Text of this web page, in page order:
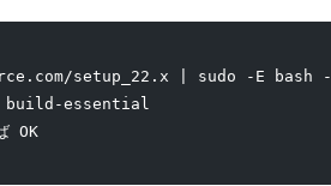
setup_22.x | sudo -E bash -
essential
OK